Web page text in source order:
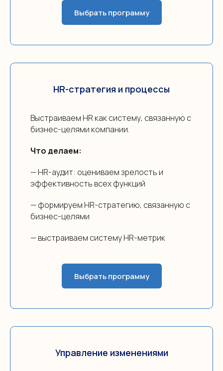
Выбрать программу
HR-стратегия и процессы
Выстраиваем HR как систему, связанную с
бизнес-целями компании.
Что делаем:
— HR-аудит: оцениваем зрелость и
эффективность всех функций
— формируем HR-стратегию, связанную с
бизнес-целями
— выстраиваем систему HR-метрик
Выбрать программу
Управление изменениями